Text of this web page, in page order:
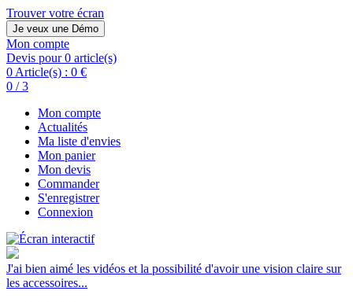
Trouver votre écran
Je veux une Démo
Mon compte
Devis pour 0 article(s)
0 Article(s) : 0 €
0 / 3
Mon compte
Actualités
Ma liste d'envies
Mon panier
Mon devis
Commander
S'enregistrer
Connexion
J'ai bien aimé les vidéos et la possibilité d'avoir une vision claire sur
les accessoires...